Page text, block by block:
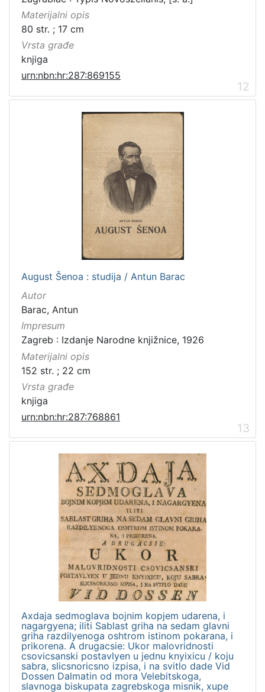
Materijalni opis
80 str. ; 17 cm
Vrsta građe
knjiga
urn:nbn:hr:287:869155
12
August Šenoa : studija / Antun Barac
Autor
Barac, Antun
Impresum
Zagreb : Izdanje Narodne knjižnice, 1926
Materijalni opis
152 str. ; 22 cm
Vrsta građe
knjiga
urn:nbn:hr:287:768861
13
Axdaja sedmoglava bojnim kopjem udarena, i
nagargyena; iliti Sablast griha na sedam glavni
griha razdilyenoga oshtrom istinom pokarana, i
prikorena. A drugacsie: Ukor malovridnosti
csovicsanski postavlyen u jednu knyixicu / koju
sabra, slicsnoricsno izpisa, i na svitlo dade Vid
Dossen Dalmatin od mora Velebitskoga,
slavnoga biskupata zagrebskoga misnik, xupe